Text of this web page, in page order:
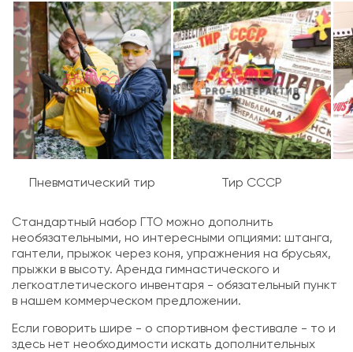
Пневматический тир Тир СССР
Стандартный набор ГТО можно дополнить
необязательными, но интересными опциями: штанга,
гантели, прыжок через коня, упражнения на брусьях,
прыжки в высоту. Аренда гимнастического и
легкоатлетического инвентаря - обязательный пункт
в нашем коммерческом предложении.
Если говорить шире - о спортивном фестивале - то и
здесь нет необходимости искать дополнительных